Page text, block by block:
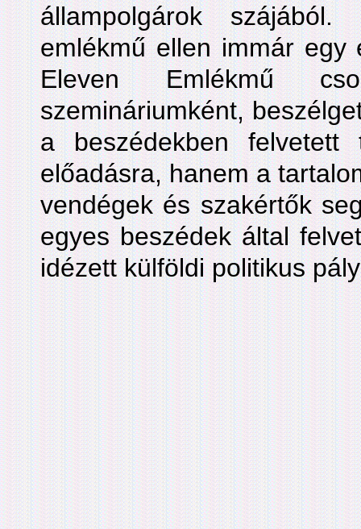
állampolgárok
emlékmű ellen immár egy
Eleven Emlékmű
szemináriumként,
a beszédekben
előadásra, hanem a
vendégek és szakértők
egyes beszédek által
idézett külföldi politikus